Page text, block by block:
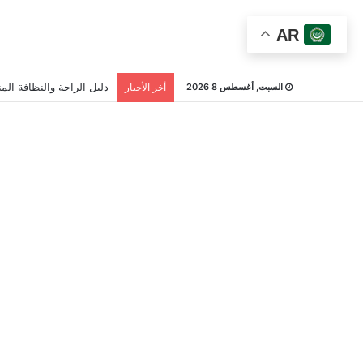
السبت, أغسطس 8 2026 أخر الأخبار دليل الراحة والنظافة
AR